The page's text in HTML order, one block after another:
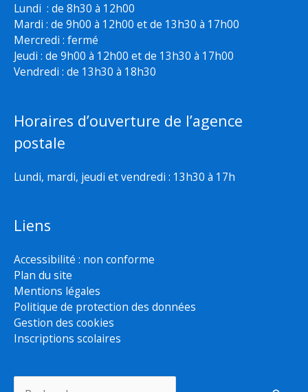
Lundi : de 8h30 à 12h00
Mardi : de 9h00 à 12h00 et de 13h30 à 17h00
Mercredi : fermé
Jeudi : de 9h00 à 12h00 et de 13h30 à 17h00
Vendredi : de 13h30 à 18h30
Horaires d’ouverture de l’agence
postale
Lundi, mardi, jeudi et vendredi : 13h30 à 17h
Liens
Accessibilité : non conforme
Plan du site
Mentions légales
Politique de protection des données
Gestion des cookies
Inscriptions scolaires